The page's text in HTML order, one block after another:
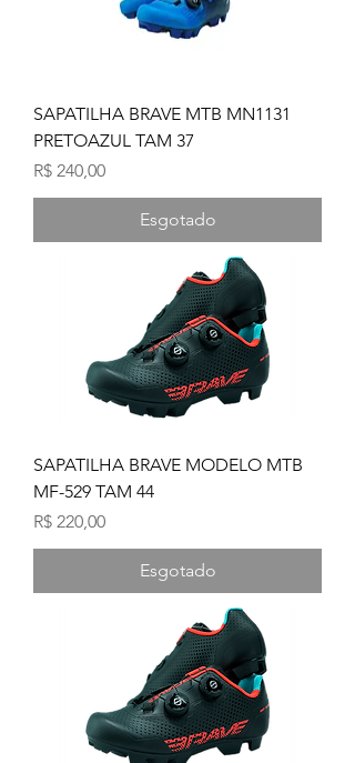
SAPATILHA BRAVE MTB MN1131
PRETOAZUL TAM 37
Preço
R$ 240,00
Esgotado
SAPATILHA BRAVE MODELO MTB
MF-529 TAM 44
Preço
R$ 220,00
Esgotado